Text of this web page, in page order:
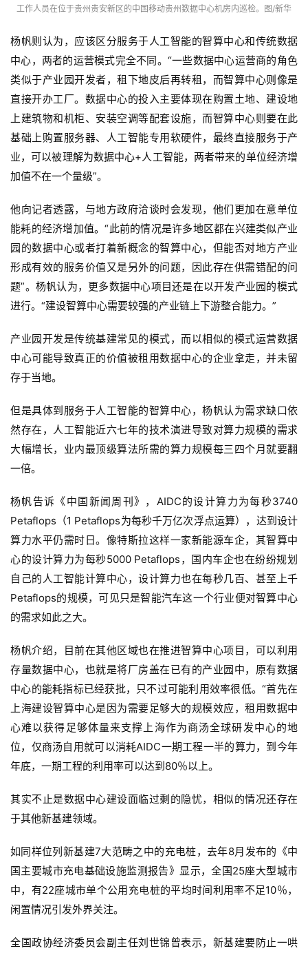
工作人员在位于贵州贵安新区的中国移动贵州数据中心机房内巡检。图/新华
杨帆则认为，应该区分服务于人工智能的智算中心和传统数据
中心，两者的运营模式完全不同。“一些数据中心运营商的角色
类似于产业园开发者，租下地皮后再转租，而智算中心则像是
直接开办工厂。数据中心的投入主要体现在购置土地、建设地
上建筑物和机柜、安装空调等配套设施，而智算中心则要在此
基础上购置服务器、人工智能专用软硬件，最终直接服务于产
业，可以被理解为数据中心+人工智能，两者带来的单位经济增
加值不在一个量级”。
他向记者透露，与地方政府洽谈时会发现，他们更加在意单位
能耗的经济增加值。“此前的情况是许多地区都在兴建类似产业
园的数据中心或者打着新概念的智算中心，但能否对地方产业
形成有效的服务价值又是另外的问题，因此存在供需错配的问
题”。杨帆认为，更多数据中心项目还是在以开发产业园的模式
进行。“建设智算中心需要较强的产业链上下游整合能力。”
产业园开发是传统基建常见的模式，而以相似的模式运营数据
中心可能导致真正的价值被租用数据中心的企业拿走，并未留
存于当地。
但是具体到服务于人工智能的智算中心，杨帆认为需求缺口依
然存在，人工智能近六七年的技术演进导致对算力规模的需求
大幅增长，业内最顶级算法所需的算力规模每三四个月就要翻
一倍。
杨帆告诉《中国新闻周刊》，AIDC的设计算力为每秒3740
Petaflops（1 Petaflops为每秒千万亿次浮点运算），达到设计
算力水平仍需时日。像特斯拉这样一家新能源车企，其智算中
心的设计算力为每秒5000 Petaflops，国内车企也在纷纷规划
自己的人工智能计算中心，设计算力也在每秒几百、甚至上千
Petaflops的规模，可见只是智能汽车这一个行业便对智算中心
的需求如此之大。
杨帆介绍，目前在其他区域也在推进智算中心项目，可以利用
存量数据中心，也就是将厂房盖在已有的产业园中，原有数据
中心的能耗指标已经获批，只不过可能利用效率很低。“首先在
上海建设智算中心是因为需要足够大的规模效应，租用数据中
心难以获得足够体量来支撑上海作为商汤全球研发中心的地
位，仅商汤自用就可以消耗AIDC一期工程一半的算力，到今年
年底，一期工程的利用率可以达到80％以上。
其实不止是数据中心建设面临过剩的隐忧，相似的情况还存在
于其他新基建领域。
如同样位列新基建7大范畴之中的充电桩，去年8月发布的《中
国主要城市充电基础设施监测报告》显示，全国25座大型城市
中，有22座城市单个公用充电桩的平均时间利用率不足10％，
闲置情况引发外界关注。
全国政协经济委员会副主任刘世锦曾表示，新基建要防止一哄